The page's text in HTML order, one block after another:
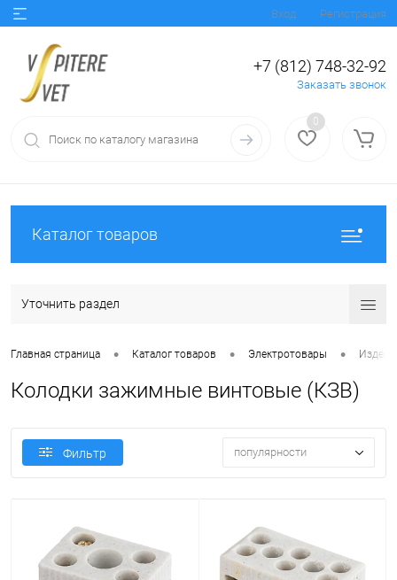
Вход Регистрация
+7 (812) 748-32-92
Заказать звонок
0
Каталог товаров
Уточнить раздел
Главная страница • Каталог товаров • Электротовары •
Колодки зажимные винтовые (КЗВ)
Фильтр популярности